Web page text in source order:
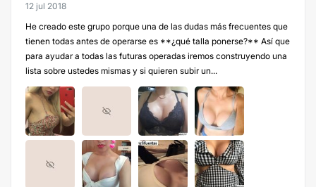
12 jul 2018
He creado este grupo porque una de las dudas más frecuentes que
tienen todas antes de operarse es **¿qué talla ponerse?** Así que
para ayudar a todas las futuras operadas iremos construyendo una
lista sobre ustedes mismas y si quieren subir un...